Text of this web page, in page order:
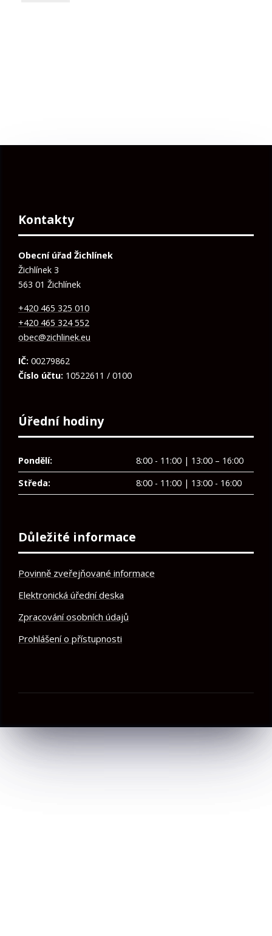
Kontakty
Obecní úřad Žichlínek
Žichlínek 3
563 01 Žichlínek
+420 465 325 010
+420 465 324 552
obec@zichlinek.eu
IČ: 00279862
Číslo účtu: 10522611 / 0100
Úřední hodiny
Pondělí:
8:00 - 11:00 | 13:00 – 16:00
Středa:
8:00 - 11:00 | 13:00 - 16:00
Důležité informace
Povinně zveřejňované informace
Elektronická úřední deska
Zpracování osobních údajů
Prohlášení o přístupnosti